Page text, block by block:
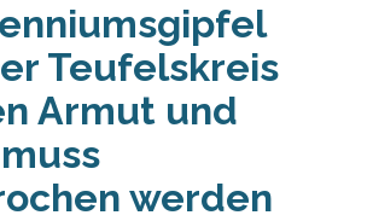
Teufelskreis
Armut und
werden